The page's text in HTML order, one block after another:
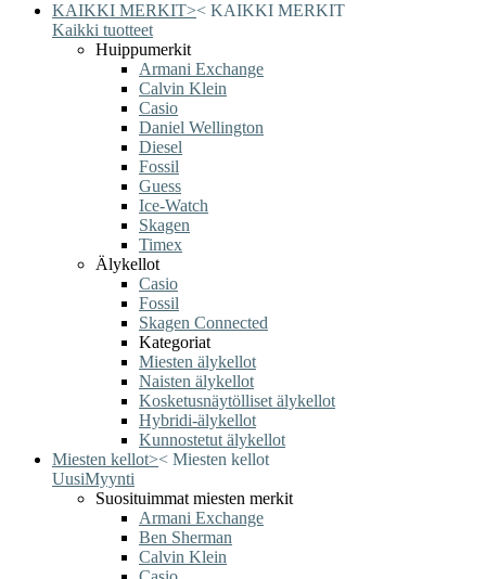
KAIKKI MERKIT>< KAIKKI MERKIT
Kaikki tuotteet
Huippumerkit
Armani Exchange
Calvin Klein
Casio
Daniel Wellington
Diesel
Fossil
Guess
Ice-Watch
Skagen
Timex
Älykellot
Casio
Fossil
Skagen Connected
Kategoriat
Miesten älykellot
Naisten älykellot
Kosketusnäytölliset älykellot
Hybridi-älykellot
Kunnostetut älykellot
Miesten kellot>< Miesten kellot
UusiMyynti
Suosituimmat miesten merkit
Armani Exchange
Ben Sherman
Calvin Klein